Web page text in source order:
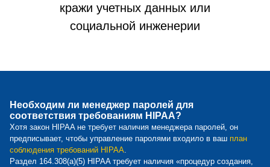
кражи учетных данных или
социальной инженерии
Необходим ли менеджер паролей для
соответствия требованиям HIPAA?
Хотя закон HIPAA не требует наличия менеджера паролей, он
предписывает, чтобы управление паролями входило в ваш план
соблюдения требований HIPAA
Раздел 164.308(a)(5) HIPAA требует наличия «процедур создания,